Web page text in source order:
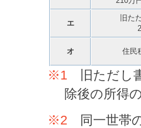
エ
旧た
オ 住民
※1 旧ただし
除後の所得
※2 同一世帯